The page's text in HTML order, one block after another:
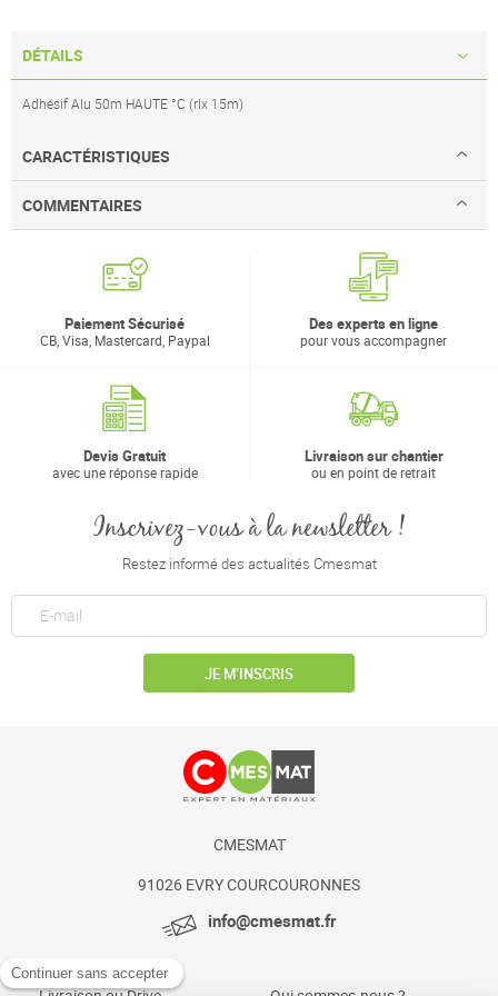
DÉTAILS
Adhésif Alu 50m HAUTE °C (rlx 15m)
CARACTÉRISTIQUES
COMMENTAIRES
Paiement Sécurisé
CB, Visa, Mastercard, Paypal
Des experts en ligne
pour vous accompagner
Devis Gratuit
avec une réponse rapide
Livraison sur chantier
ou en point de retrait
Inscrivez-vous à la newsletter !
Restez informé des actualités Cmesmat
JE M’INSCRIS
CMESMAT
91026 EVRY COURCOURONNES
info@cmesmat.fr